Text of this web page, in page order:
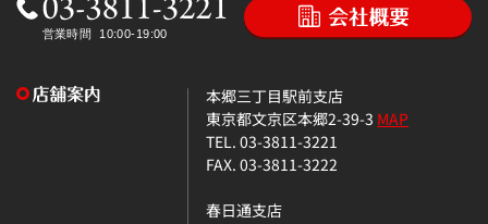
本郷三丁目駅前支店
東京都文京区本郷2-39-3 MAP
TEL. 03-3811-3221
FAX. 03-3811-3222
春日通支店